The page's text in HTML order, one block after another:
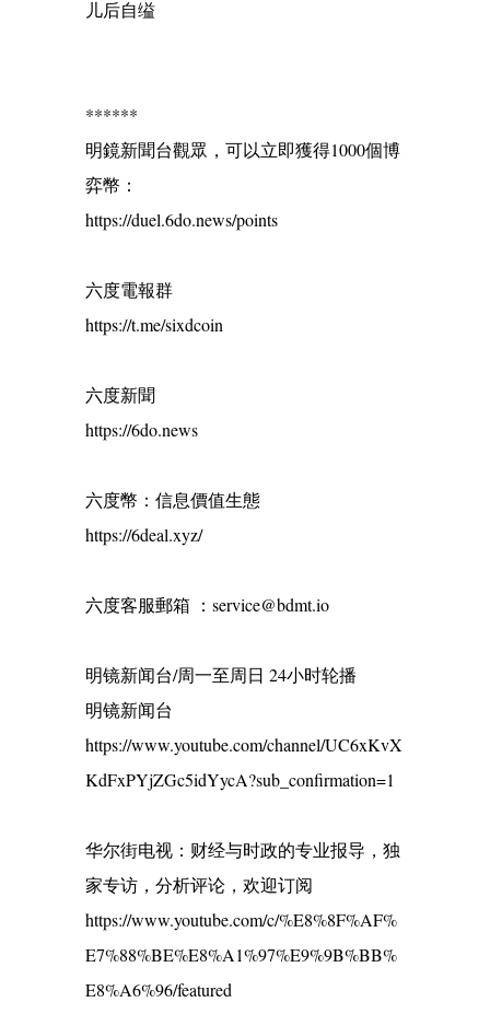
儿后自缢
******
明鏡新聞台觀眾，可以立即獲得1000個博
弈幣：
https://duel.6do.news/points
六度電報群
https://t.me/sixdcoin
六度新聞
https://6do.news
六度幣：信息價值生態
https://6deal.xyz/
六度客服郵箱 ：service@bdmt.io
明镜新闻台/周一至周日 24小时轮播
明镜新闻台
https://www.youtube.com/channel/UC6xKvX
KdFxPYjZGc5idYycA?sub_confirmation=1
华尔街电视：财经与时政的专业报导，独
家专访，分析评论，欢迎订阅
https://www.youtube.com/c/%E8%8F%AF%
E7%88%BE%E8%A1%97%E9%9B%BB%
E8%A6%96/featured